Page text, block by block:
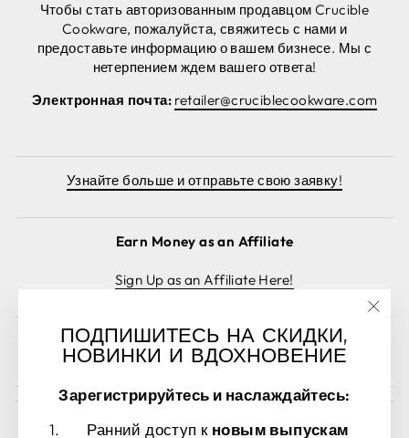
Чтобы стать авторизованным продавцом Crucible
Cookware, пожалуйста, свяжитесь с нами и
предоставьте информацию о вашем бизнесе. Мы с
нетерпением ждем вашего ответа!
Электронная почта: retailer@cruciblecookware.com
Узнайте больше и отправьте свою заявку!
Earn Money as an Affiliate
Sign Up as an Affiliate Here!
Отменить заказ
ПОДПИШИТЕСЬ НА СКИДКИ,
НОВИНКИ И ВДОХНОВЕНИЕ
Зарегистрируйтесь и наслаждайтесь:
Ранний доступ к новым выпускам